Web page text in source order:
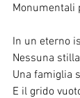
Monumentali
In un eterno
Nessuna
Una famiglia
E il grido